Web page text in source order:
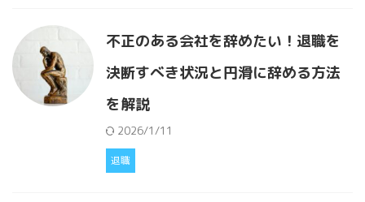
不正のある会社を辞めたい！退職を
決断すべき状況と円滑に辞める方法
を解説
2026/1/11
退職